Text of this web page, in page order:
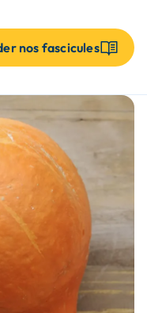
nos fascicules